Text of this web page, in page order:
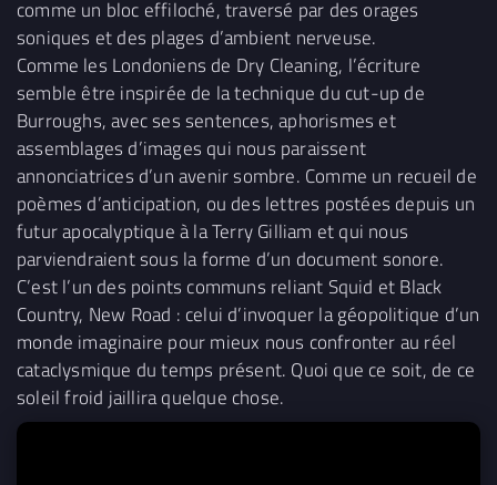
comme un bloc effiloché, traversé par des orages
soniques et des plages d’ambient nerveuse.
Comme les Londoniens de Dry Cleaning, l’écriture
semble être inspirée de la technique du cut-up de
Burroughs, avec ses sentences, aphorismes et
assemblages d’images qui nous paraissent
annonciatrices d’un avenir sombre. Comme un recueil de
poèmes d’anticipation, ou des lettres postées depuis un
futur apocalyptique à la Terry Gilliam et qui nous
parviendraient sous la forme d’un document sonore.
C’est l’un des points communs reliant Squid et Black
Country, New Road : celui d’invoquer la géopolitique d’un
monde imaginaire pour mieux nous confronter au réel
cataclysmique du temps présent. Quoi que ce soit, de ce
soleil froid jaillira quelque chose.